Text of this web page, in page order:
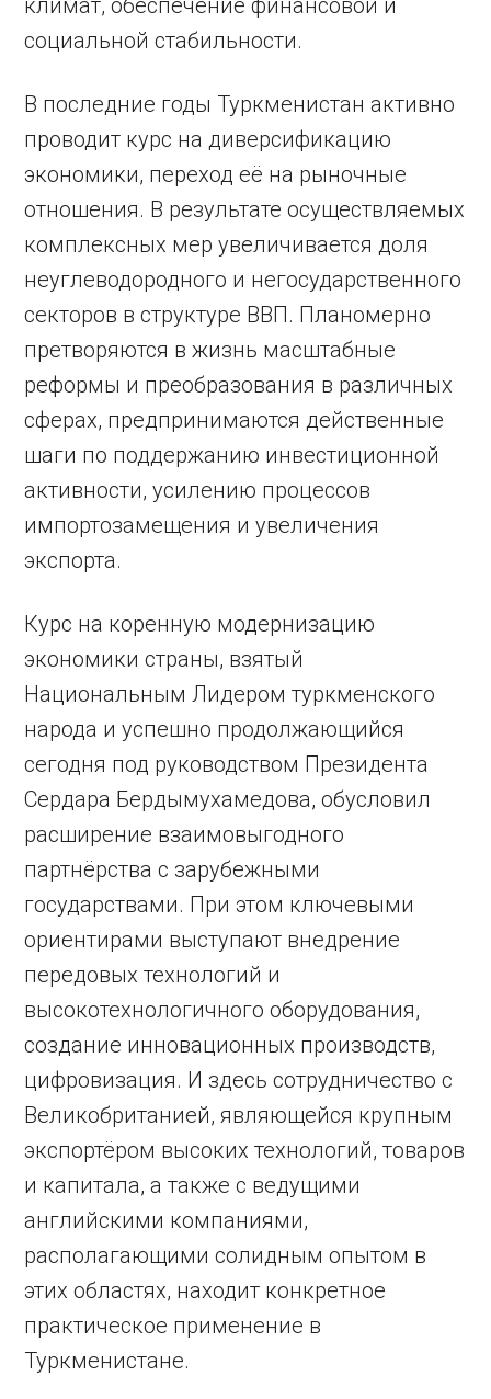
климат, обеспечение финансовой и
социальной стабильности.
В последние годы Туркменистан активно
проводит курс на диверсификацию
экономики, переход её на рыночные
отношения. В результате осуществляемых
комплексных мер увеличивается доля
неуглеводородного и негосударственного
секторов в структуре ВВП. Планомерно
претворяются в жизнь масштабные
реформы и преобразования в различных
сферах, предпринимаются действенные
шаги по поддержанию инвестиционной
активности, усилению процессов
импортозамещения и увеличения
экспорта.
Курс на коренную модернизацию
экономики страны, взятый
Национальным Лидером туркменского
народа и успешно продолжающийся
сегодня под руководством Президента
Сердара Бердымухамедова, обусловил
расширение взаимовыгодного
партнёрства с зарубежными
государствами. При этом ключевыми
ориентирами выступают внедрение
передовых технологий и
высокотехнологичного оборудования,
создание инновационных производств,
цифровизация. И здесь сотрудничество с
Великобританией, являющейся крупным
экспортёром высоких технологий, товаров
и капитала, а также с ведущими
английскими компаниями,
располагающими солидным опытом в
этих областях, находит конкретное
практическое применение в
Туркменистане.